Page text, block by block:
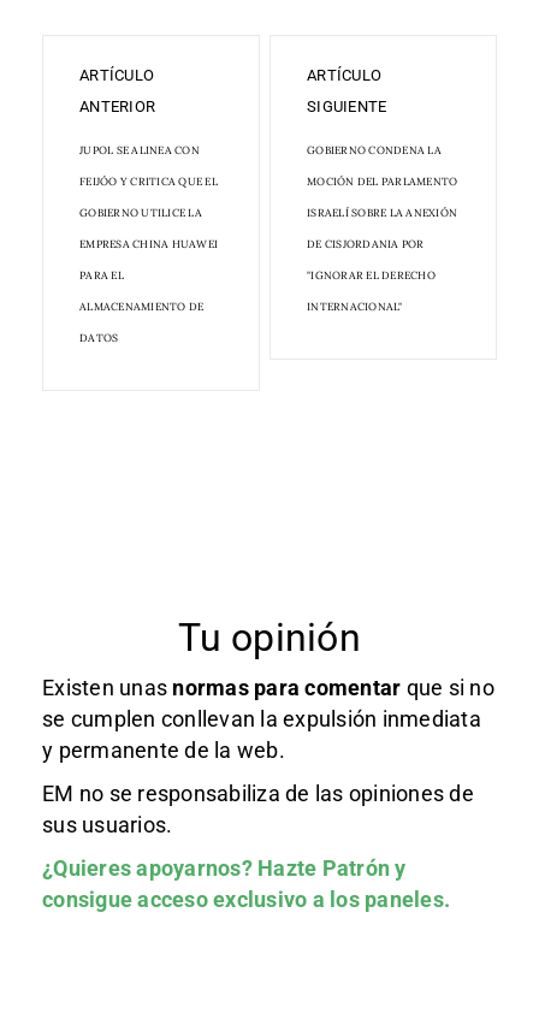
ARTÍCULO
ANTERIOR
JUPOL SE ALINEA CON
FEIJÓO Y CRITICA QUE EL
GOBIERNO UTILICE LA
EMPRESA CHINA HUAWEI
PARA EL
ALMACENAMIENTO DE
DATOS
ARTÍCULO
SIGUIENTE
GOBIERNO CONDENA LA
MOCIÓN DEL PARLAMENTO
ISRAELÍ SOBRE LA ANEXIÓN
DE CISJORDANIA POR
"IGNORAR EL DERECHO
INTERNACIONAL"
Tu opinión
Existen unas normas para comentar que si no
se cumplen conllevan la expulsión inmediata
y permanente de la web.
EM no se responsabiliza de las opiniones de
sus usuarios.
¿Quieres apoyarnos? Hazte Patróny
consigue acceso exclusivo a los paneles.